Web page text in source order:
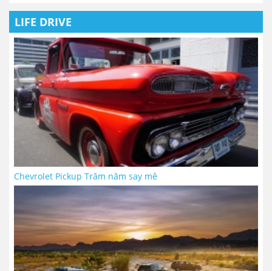
LIFE DRIVE
Chevrolet Pickup Trăm năm say mê